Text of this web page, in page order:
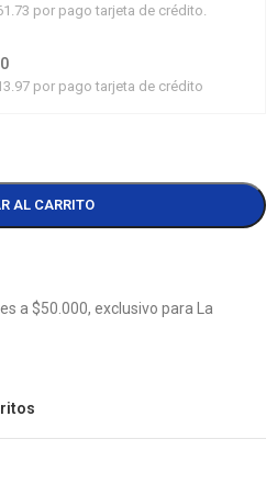
por pago tarjeta de crédito.
por pago tarjeta de crédito
AL CARRITO
a $50.000, exclusivo para La